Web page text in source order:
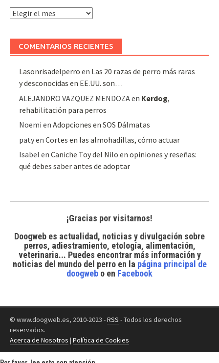
Archivo
artículos
COMENTARIOS RECIENTES
Lasonrisadelperro en Las 20 razas de perro más raras
y desconocidas en EE.UU. son…
ALEJANDRO VAZQUEZ MENDOZAen Kerdog,
rehabilitación para perros
Noemi enAdopciones en SOS Dálmatas
patyenCortes en las almohadillas, cómo actuar
Isabel enCaniche Toy del Nilo en opiniones y reseñas:
qué debes saber antes de adoptar
¡Gracias por visitarnos!
Doogweb es actualidad, noticias y divulgación sobre
perros, adiestramiento, etología, alimentación,
veterinaria... Puedes encontrar más información y
noticias del mundo del perroen la página principal de
doogweb o en Facebook
© www.doogweb.es, 2010-2023 -RSS - Todos los derechos
reservados.
Acerca de Nosotros | Política de Cookies